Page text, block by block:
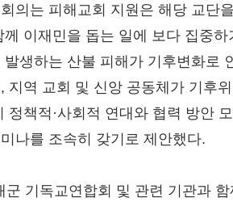
의는 피해교회 지원은 해당 교단
이재민을 돕는 일에 보다 집중하
생하는 산불 피해가 기후변화로
지역 교회 및 신앙 공동체가 기후
정책적·사회적 연대와 협력 방안
나를 조속히 갖기로 제안했다.
군 기독교연합회 및 관련 기관과